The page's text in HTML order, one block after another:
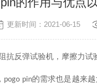
更新时间：2021-06-15
抗反弹试验机，摩擦力试
pogo pin的需求也是越来